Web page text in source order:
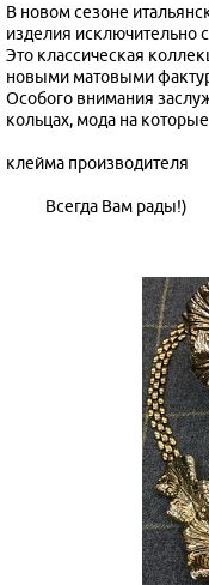
В новом сезоне
изделия исключительно
Это классическая
новыми матовыми
Особого внимания
кольцах, мода на
На каждом
клейма производителя
Всегда Вам рады!)